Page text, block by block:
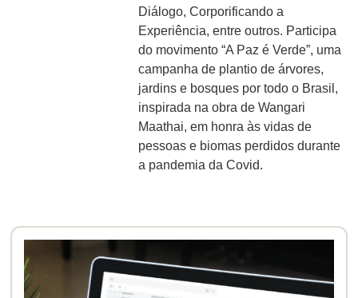
Diálogo, Corporificando a
Experiência, entre outros. Participa
do movimento “A Paz é Verde”, uma
campanha de plantio de árvores,
jardins e bosques por todo o Brasil,
inspirada na obra de Wangari
Maathai, em honra às vidas de
pessoas e biomas perdidos durante
a pandemia da Covid.